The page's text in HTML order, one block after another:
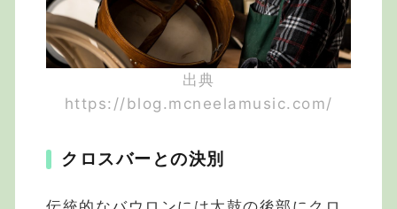
出典
https://blog.mcneelamusic.com/
クロスバーとの決別